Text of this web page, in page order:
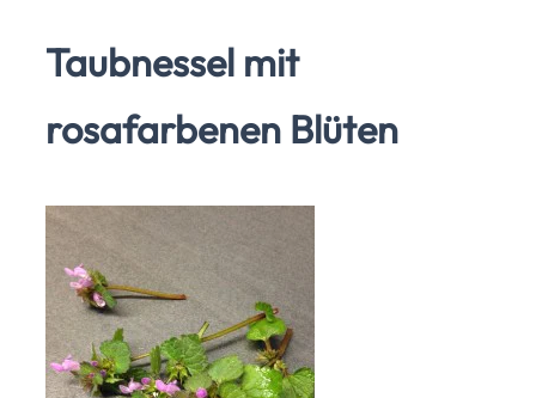
Taubnessel mit
rosafarbenen Blüten